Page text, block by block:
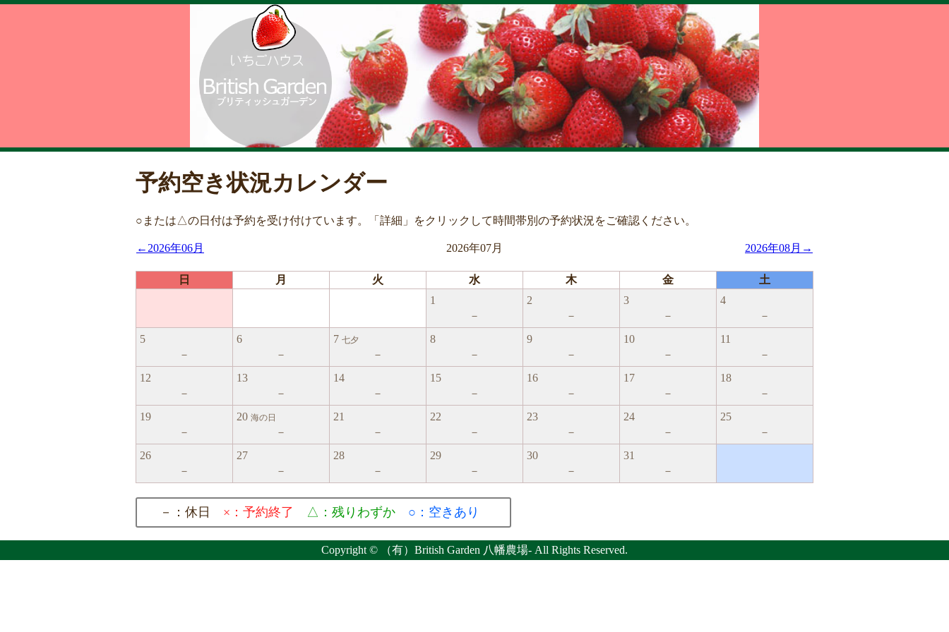
予約空き状況カレンダー
○または△の日付は予約を受け付けています。「詳細」をクリックして時間帯別の予約状況をご確認ください。
←2026年06月 2026年07月 2026年08月→
日 月 火 水 木 金
土
1
－
2
－
3
－
4
－
5
－
6
－
7 七夕
－
8
－
9
－
10
－
11
－
12
－
13
－
14
－
15
－
16
－
17
－
18
－
19
－
20 海の日
－
21
－
22
－
23
－
24
－
25
－
26
－
27
－
28
－
29
－
30
－
31
－
－：休日 ×：予約終了 △：残りわずか ○：空きあり
Copyright © （有）British Garden 八幡農場- All Rights Reserved.